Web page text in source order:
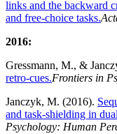
links and the backward
and free-choice tasks.
2016:
Gressmann, M., &
retro-cues.Frontiers in
Janczyk, M. (2016).
and task-shielding in
Psychology: Human